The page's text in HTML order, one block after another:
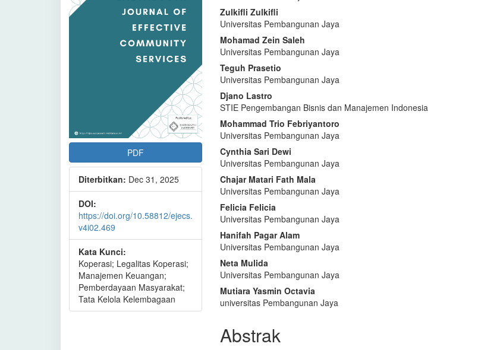
PDF
Diterbitkan: Dec 31, 2025
DOI:
https://doi.org/10.58812/ejecs.
v4i02.469
Kata Kunci:
Koperasi; Legalitas Koperasi;
Manajemen Keuangan;
Pemberdayaan Masyarakat;
Tata Kelola Kelembagaan
Zulkifli Zulkifli
Universitas Pembangunan Jaya
Mohamad Zein Saleh
Universitas Pembangunan Jaya
Teguh Prasetio
Universitas Pembangunan Jaya
Djano Lastro
STIE Pengembangan Bisnis dan Manajemen Indonesia
Mohammad Trio Febriyantoro
Universitas Pembangunan Jaya
Cynthia Sari Dewi
Universitas Pembangunan Jaya
Chajar Matari Fath Mala
Universitas Pembangunan Jaya
Felicia Felicia
Universitas Pembangunan Jaya
Hanifah Pagar Alam
Universitas Pembangunan Jaya
Neta Mulida
Universitas Pembangunan Jaya
Mutiara Yasmin Octavia
universitas Pembangunan Jaya
Abstrak